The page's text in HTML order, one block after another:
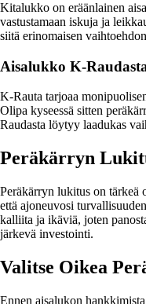
Kitalukko on eräänlainen
vastustamaan iskuja ja
siitä erinomaisen
Aisalukko K-
K-Rauta tarjoaa
Olipa kyseessä sitten
Raudasta löytyy laadukas
Peräkärryn
Peräkärryn lukitus on tärkeä
että ajoneuvosi
kalliita ja ikäviä, joten
järkevä investointi.
Valitse Oikea
Ennen aisalukon